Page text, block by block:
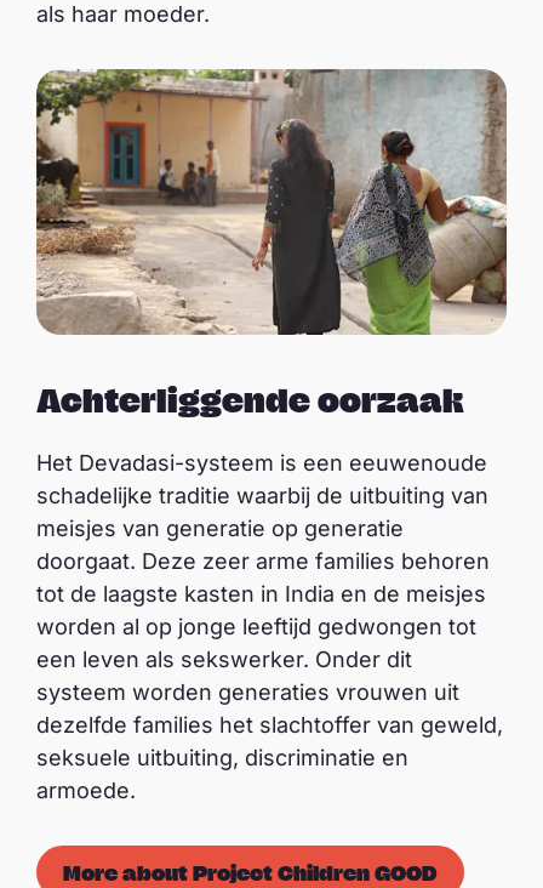
als haar moeder.
Achterliggende oorzaak
Het Devadasi-systeem is een eeuwenoude
schadelijke traditie waarbij de uitbuiting van
meisjes van generatie op generatie
doorgaat. Deze zeer arme families behoren
tot de laagste kasten in India en de meisjes
worden al op jonge leeftijd gedwongen tot
een leven als sekswerker. Onder dit
systeem worden generaties vrouwen uit
dezelfde families het slachtoffer van geweld,
seksuele uitbuiting, discriminatie en
armoede.
More about Project Children GOOD